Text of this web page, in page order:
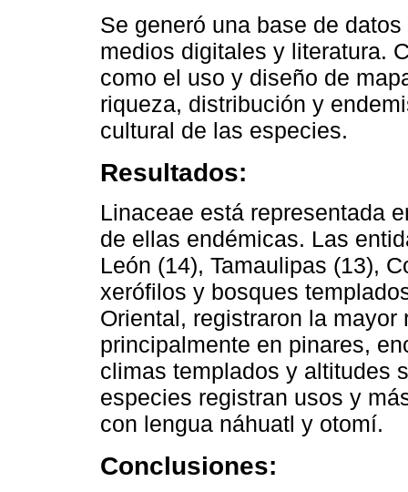
Se generó una base de
medios digitales y literatura.
como el uso y diseño de
riqueza, distribución y
cultural de las especies.
Resultados:
Linaceae está representada
de ellas endémicas. Las
León (14), Tamaulipas (13),
xerófilos y bosques
Oriental, registraron la
principalmente en pinares,
climas templados y altitudes
especies registran usos y
con lengua náhuatl y otomí.
Conclusiones: